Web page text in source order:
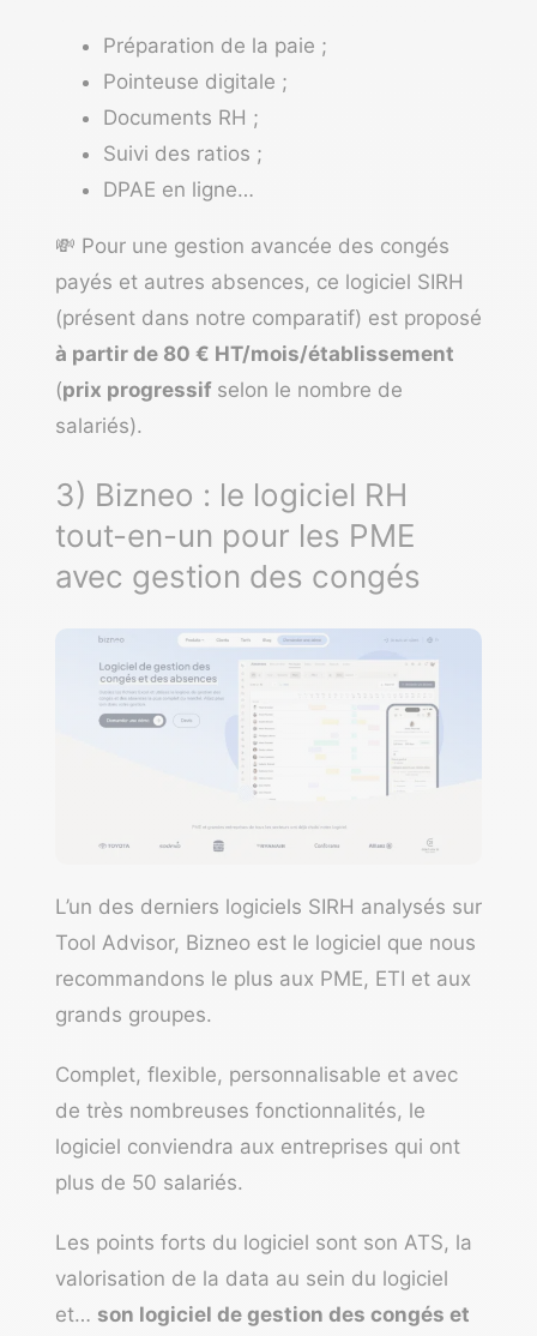
Préparation de la paie ;
Pointeuse digitale ;
Documents RH ;
Suivi des ratios ;
DPAE en ligne…
💸 Pour une gestion avancée des congés
payés et autres absences, ce logiciel SIRH
(présent dans notre comparatif) est proposé
à partir de 80 € HT/mois/établissement
(prix progressif selon le nombre de
salariés).
3) Bizneo : le logiciel RH
tout-en-un pour les PME
avec gestion des congés
L’un des derniers logiciels SIRH analysés sur
Tool Advisor, Bizneo est le logiciel que nous
recommandons le plus aux PME, ETI et aux
grands groupes.
Complet, flexible, personnalisable et avec
de très nombreuses fonctionnalités, le
logiciel conviendra aux entreprises qui ont
plus de 50 salariés.
Les points forts du logiciel sont son ATS, la
valorisation de la data au sein du logiciel
et… son logiciel de gestion des congés et